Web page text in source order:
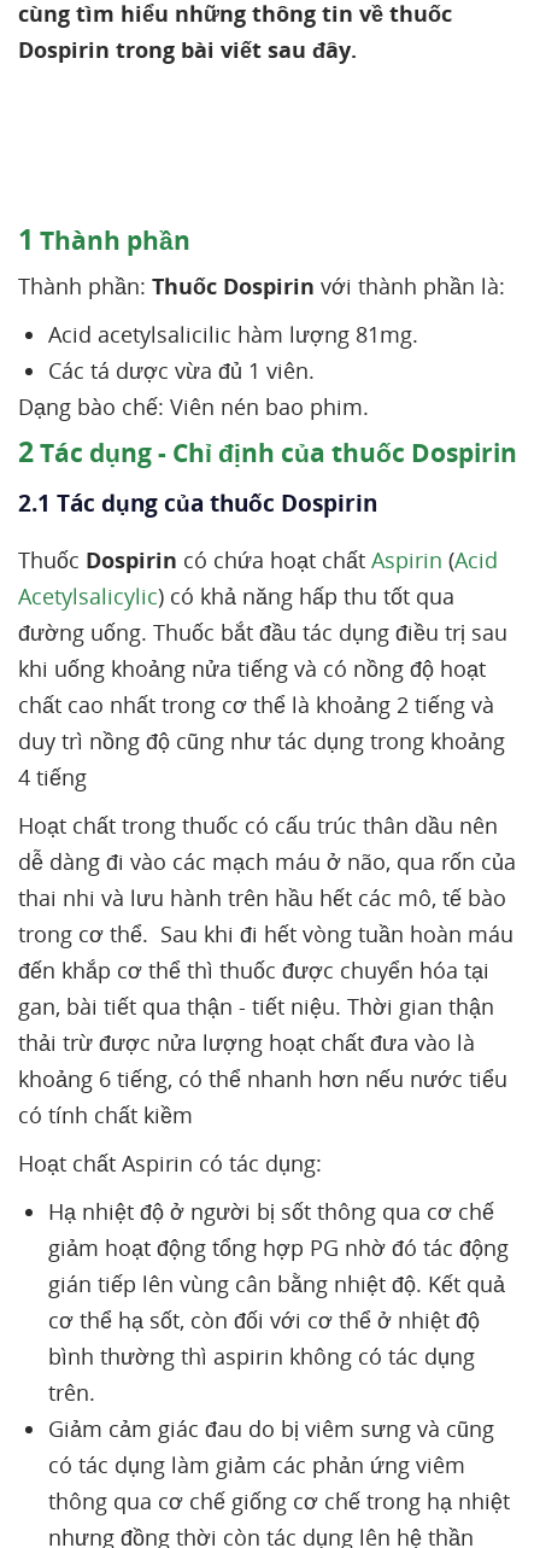
cùng tìm hiểu những thông tin về thuốc
Dospirin trong bài viết sau đây.
1 Thành phần
Thành phần: Thuốc Dospirin với thành phần là:
Acid acetylsalicilic hàm lượng 81mg.
Các tá dược vừa đủ 1 viên.
Dạng bào chế: Viên nén bao phim.
2Tác dụng - Chỉ định của thuốc Dospirin
2.1 Tác dụng của thuốc Dospirin
Thuốc Dospirin có chứa hoạt chất Aspirin (Acid
Acetylsalicylic) có khả năng hấp thu tốt qua
đường uống. Thuốc bắt đầu tác dụng điều trị sau
khi uống khoảng nửa tiếng và có nồng độ hoạt
chất cao nhất trong cơ thể là khoảng 2 tiếng và
duy trì nồng độ cũng như tác dụng trong khoảng
4 tiếng
Hoạt chất trong thuốc có cấu trúc thân dầu nên
dễ dàng đi vào các mạch máu ở não, qua rốn của
thai nhi và lưu hành trên hầu hết các mô, tế bào
trong cơ thể. Sau khi đi hết vòng tuần hoàn máu
đến khắp cơ thể thì thuốc được chuyển hóa tại
gan, bài tiết qua thận - tiết niệu. Thời gian thận
thải trừ được nửa lượng hoạt chất đưa vào là
khoảng 6 tiếng, có thể nhanh hơn nếu nước tiểu
có tính chất kiềm
Hoạt chất Aspirin có tác dụng:
Hạ nhiệt độ ở người bị sốt thông qua cơ chế
giảm hoạt động tổng hợp PG nhờ đó tác động
gián tiếp lên vùng cân bằng nhiệt độ. Kết quả
cơ thể hạ sốt, còn đối với cơ thể ở nhiệt độ
bình thường thì aspirin không có tác dụng
trên.
Giảm cảm giác đau do bị viêm sưng và cũng
có tác dụng làm giảm các phản ứng viêm
thông qua cơ chế giống cơ chế trong hạ nhiệt
nhưng đồng thời còn tác dụng lên hệ thần